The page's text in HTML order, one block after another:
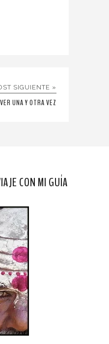
SIGUIENTE »
UNA Y OTRA VEZ
CON MI GUÍA